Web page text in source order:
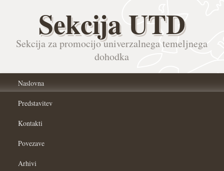
Sekcija UTD
Sekcija za promocijo univerzalnega temeljnega
dohodka
Naslovna
Predstavitev
Kontakti
Povezave
Arhivi